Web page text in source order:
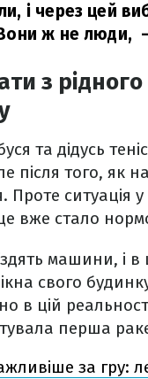
і через цей
ж не люди,
з
та дідусь
після того, як
Проте ситуація
вже стало
машини, і
свого
в цій
перша
за гру: